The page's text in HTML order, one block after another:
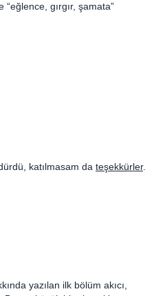
“eğlence, gırgır, şamata”
katılmasam da teşekkürler.
yazılan ilk bölüm akıcı,